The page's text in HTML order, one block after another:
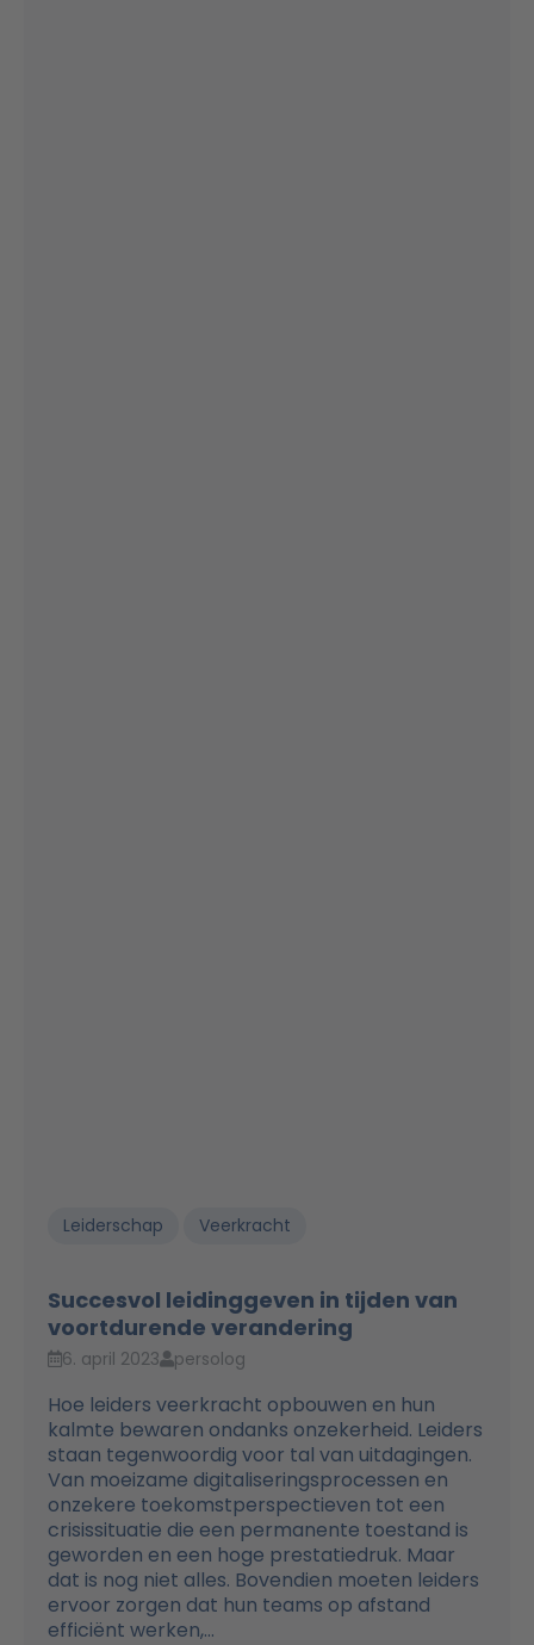
Leiderschap Veerkracht
Succesvol leidinggeven in tijden van
voortdurende verandering
6. april 2023 persolog
Hoe leiders veerkracht opbouwen en hun
kalmte bewaren ondanks onzekerheid. Leiders
staan tegenwoordig voor tal van uitdagingen.
Van moeizame digitaliseringsprocessen en
onzekere toekomstperspectieven tot een
crisissituatie die een permanente toestand is
geworden en een hoge prestatiedruk. Maar
dat is nog niet alles. Bovendien moeten leiders
ervoor zorgen dat hun teams op afstand
efficiënt werken,...